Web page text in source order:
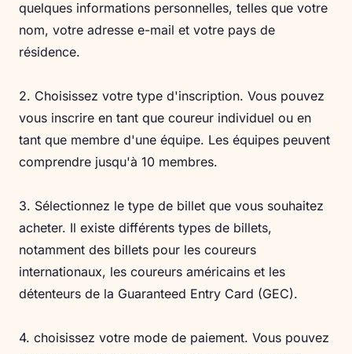
quelques informations personnelles, telles que votre
nom, votre adresse e-mail et votre pays de
résidence.
2. Choisissez votre type d'inscription. Vous pouvez
vous inscrire en tant que coureur individuel ou en
tant que membre d'une équipe. Les équipes peuvent
comprendre jusqu'à 10 membres.
3. Sélectionnez le type de billet que vous souhaitez
acheter. Il existe différents types de billets,
notamment des billets pour les coureurs
internationaux, les coureurs américains et les
détenteurs de la Guaranteed Entry Card (GEC).
4. choisissez votre mode de paiement. Vous pouvez